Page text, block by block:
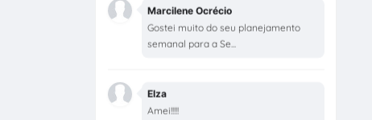
Marcilene Ocrécio
Gostei muito do seu planejamento
semanal para a Se...
Elza
Amei!!!!!